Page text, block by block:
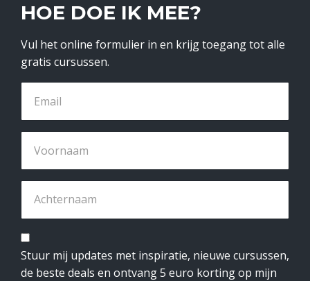
HOE DOE IK MEE?
Vul het online formulier in en krijg toegang tot alle
gratis cursussen.
Stuur mij updates met inspiratie, nieuwe cursussen,
de beste deals en ontvang 5 euro korting op mijn